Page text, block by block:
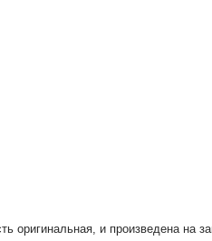
оригинальная, и произведена на